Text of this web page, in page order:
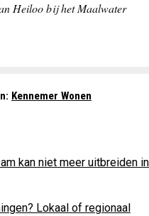
Heiloo bij het Maalwater
Kennemer Wonen
kan niet meer uitbreiden in
Lokaal of regionaal